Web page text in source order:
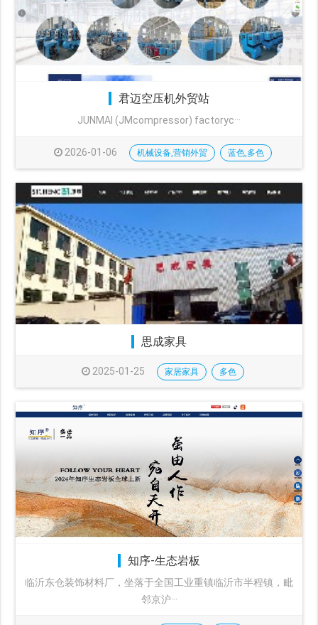
君迈空压机外贸站
JUNMAI (JMcompressor) factoryc···
2026-01-06 机械设备,营销外贸 蓝色,多色
思成家具
2025-01-25 家居家具 多色
知序-生态岩板
临沂东仓装饰材料厂，坐落于全国工业重镇临沂市半程镇，毗
邻京沪···